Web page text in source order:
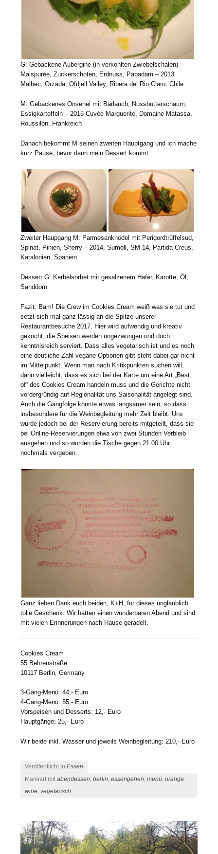
G: Gebackene Aubergine (in verkohlten Zwiebelschalen)
Maispurée, Zuckerschoten, Erdnuss, Papadam – 2013
Malbec, Orzada, Ofdjell Valley, Ribera del Rio Claro, Chile
M: Gebackenes Onsenei mit Bärlauch, Nussbutterschaum,
Essigkartoffeln – 2015 Cuvée Marguerite, Domaine Matassa,
Roussilon, Frankreich
Danach bekommt M seinen zweiten Hauptgang und ich mache
kurz Pause, bevor dann mein Dessert kommt:
Zweiter Haupgang M: Parmesanknödel mit Perigordtrüffelsud,
Spinat, Pinien, Sherry – 2014, Sumoll, SM 14, Partida Creus,
Katalonien, Spanien
Dessert G: Kerbelsorbet mit gesalzenem Hafer, Karotte, Öl,
Sanddorn
Fazit: Bäm! Die Crew im Cookies Cream weiß was sie tut und
setzt sich mal ganz lässig an die Spitze unserer
Restaurantbesuche 2017. Hier wird aufwendig und kreativ
gekocht, die Speisen werden ungezwungen und doch
kenntnisreich serviert. Dass alles vegetarisch ist und es noch
eine deutliche Zahl vegane Optionen gibt steht dabei gar nicht
im Mittelpunkt. Wenn man nach Kritikpunkten suchen will,
dann vielleicht, dass es sich bei der Karte um eine Art „Best
of“ des Cookies Cream handeln muss und die Gerichte nicht
vordergründig auf Regionalität uns Saisonalität angelegt sind.
Auch die Gangfolge könnte etwas langsamer sein, so dass
insbesondere für die Weinbegleitung mehr Zeit bleibt. Uns
wurde jedoch bei der Reservierung bereits mitgeteilt, dass sie
bei Online-Reservierungen etwa von zwei Stunden Verbleib
ausgehen und so wurden die Tische gegen 21.00 Uhr
nochmals vergeben.
Ganz lieben Dank euch beiden, K+H, für dieses unglaublich
tolle Geschenk. Wir hatten einen wunderbaren Abend und sind
mit vielen Erinnerungen nach Hause geradelt.
Cookies Cream
55 Behrenstraße
10117 Berlin, Germany
3-Gang-Menü: 44,- Euro
4-Gang-Menü: 55,- Euro
Vorspeisen und Desserts: 12,- Euro
Hauptgänge: 25,- Euro
Wir beide inkl. Wasser und jeweils Weinbegleitung: 210,- Euro
Veröffentlicht inEssen
Markiert mitabendessen,berlin,essengehen,menü,orange
wine,vegetarisch